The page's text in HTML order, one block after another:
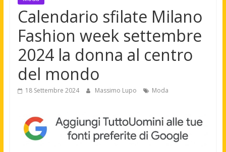
Calendario sfilate Milano
Fashion week settembre
2024 la donna al centro
del mondo
18 Settembre 2024 Massimo Lupo Moda